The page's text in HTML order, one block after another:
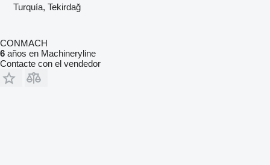
Turquía, Tekirdağ
CONMACH
6 años en Machineryline
Contacte con el vendedor